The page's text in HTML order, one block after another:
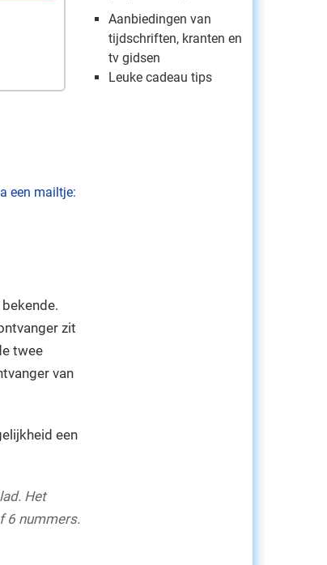
een mailtje:
zit
twee
van
een
Het
6 nummers.
Aanbiedingen van
tijdschriften, kranten en
tv gidsen
Leuke cadeau tips